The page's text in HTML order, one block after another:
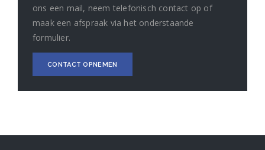
ons een mail, neem telefonisch contact op of
maak een afspraak via het onderstaande
formulier.
CONTACT OPNEMEN